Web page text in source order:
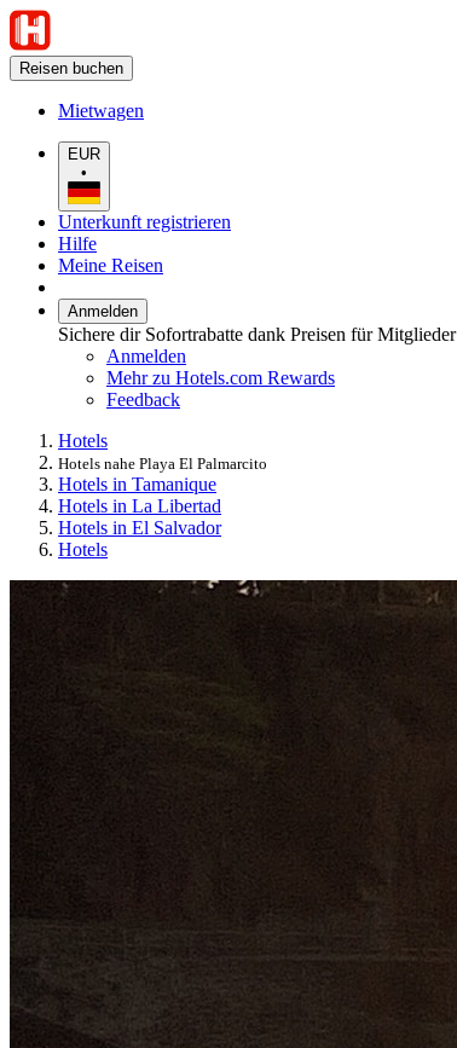
Reisen buchen
Mietwagen
EUR
•
Unterkunft registrieren
Hilfe
Meine Reisen
Anmelden
Sichere dir Sofortrabatte dank Preisen für Mitglieder
Anmelden
Mehr zu Hotels.com Rewards
Feedback
Hotels
Hotels nahe Playa El Palmarcito
Hotels in Tamanique
Hotels in La Libertad
Hotels in El Salvador
Hotels